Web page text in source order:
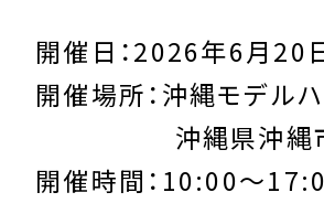
開催日：2026年6月20日
開催場所：沖縄モデル
沖縄県沖縄市
開催時間：10:00～